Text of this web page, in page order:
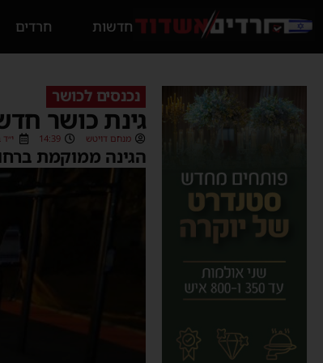
חדשות חרדים
נכנסים לכושר
גינת כושר
מנחם דויטש 14:39 י״ד
הגינה ממוקמת